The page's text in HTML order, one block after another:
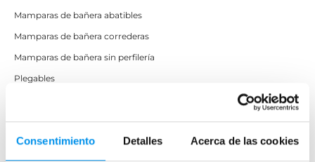
Consentimiento Detalles Acerca de las cookies
Mamparas de bañera abatibles
Mamparas de bañera correderas
Mamparas de bañera sin perfilería
Plegables
Mamparas de ducha
Frontales